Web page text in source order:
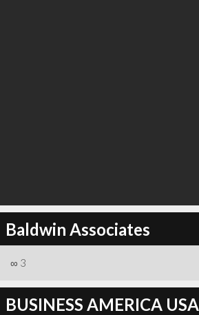
Baldwin Associates
∞ 3
BUSINESS AMERICA USA